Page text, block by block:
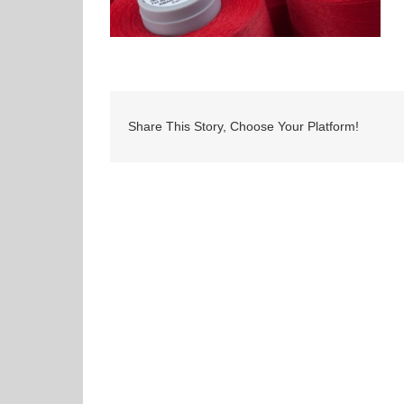
Share This Story, Choose Your Platform!